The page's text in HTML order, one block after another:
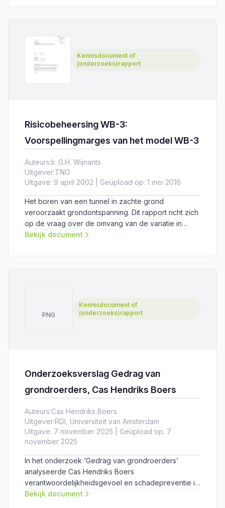
Kennisdocument of
(onderzoeks)rapport
Risicobeheersing WB-3:
Voorspellingmarges van het model WB-3
Auteurs:Ir. G.H. Wijnants
Uitgever:TNO
Uitgave: 9 april 2002 | Geüpload op: 1 mei 2016
Het boren van een tunnel in zachte grond
veroorzaakt grondontspanning. Dit rapport richt zich
op de vraag over de omvang van de variatie in
zakking bij het boren in slappe grond.
Bekijk document
PNG
Kennisdocument of
(onderzoeks)rapport
Onderzoeksverslag Gedrag van
grondroerders, Cas Hendriks Boers
Auteurs:Cas Hendriks Boers
Uitgever:RDI, Universiteit van Amsterdam
Uitgave: 7 november 2025 | Geüpload op: 7
november 2025
In het onderzoek ‘Gedrag van grondroerders’
analyseerde Cas Hendriks Boers
verantwoordelijkheidsgevoel en schadepreventie in
de graafketen. Hij concludeert dat graafschade
Bekijk document